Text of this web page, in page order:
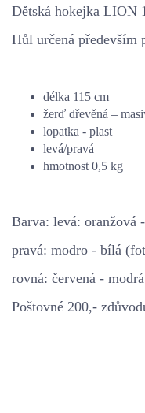
Dětská hokejka LION
Hůl určená především
délka 115 cm
žerď dřevěná –
lopatka - plast
levá/pravá
hmotnost 0,5 kg
Barva: levá: oranžová
pravá: modro - bílá
rovná: červená -
Poštovné 200,-